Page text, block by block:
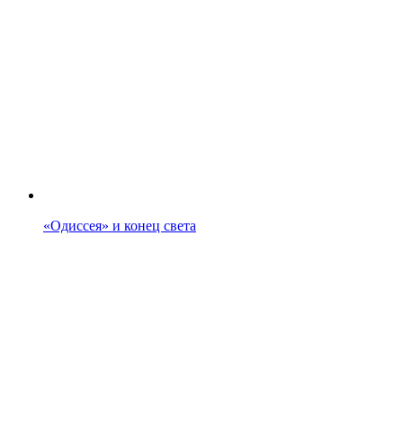
«Одиссея» и конец света